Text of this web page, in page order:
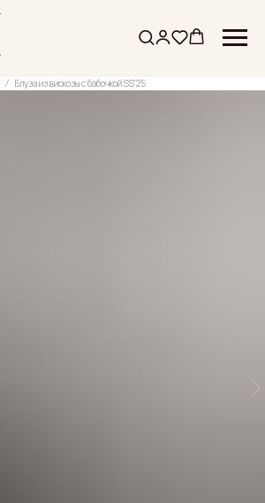
Блуза из вискозы с бабочкой SS'25